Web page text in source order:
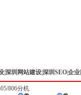
深圳网站建设深圳SEO企
806分机